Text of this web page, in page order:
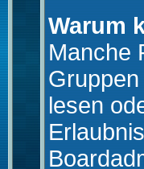
Warum
Manche
lesen